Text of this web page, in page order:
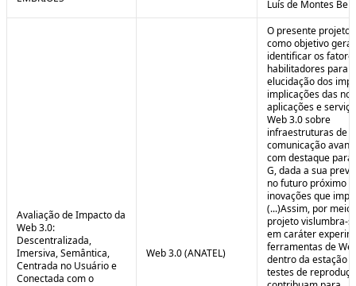
Luís de Montes
Avaliação de Impacto da
Web 3.0:
Descentralizada,
Imersiva, Semântica,
Centrada no Usuário e
Conectada com o
Web 3.0 (ANATEL)
O presente projeto
como objetivo geral
identificar os
habilitadores para a
elucidação dos
implicações das
aplicações e
Web 3.0 sobre
infraestruturas de
comunicação
com destaque para
G, dada a sua
no futuro próximo
inovações que
(...)Assim, por meio
projeto vislumbra-
em caráter
ferramentas de
dentro da estação
testes de